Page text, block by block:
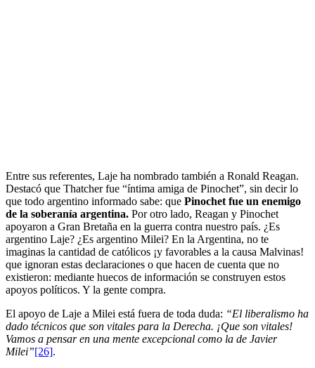
Entre sus referentes, Laje ha nombrado también a Ronald Reagan.
Destacó que Thatcher fue “íntima amiga de Pinochet”, sin decir lo
que todo argentino informado sabe: que Pinochet fue un enemigo
de la soberanía argentina. Por otro lado, Reagan y Pinochet
apoyaron a Gran Bretaña en la guerra contra nuestro país. ¿Es
argentino Laje? ¿Es argentino Milei? En la Argentina, no te
imaginas la cantidad de católicos ¡y favorables a la causa Malvinas!
que ignoran estas declaraciones o que hacen de cuenta que no
existieron: mediante huecos de información se construyen estos
apoyos políticos. Y la gente compra.
El apoyo de Laje a Milei está fuera de toda duda: “El liberalismo ha
dado técnicos que son vitales para la Derecha. ¡Que son vitales!
Vamos a pensar en una mente excepcional como la de Javier
Milei”[26].